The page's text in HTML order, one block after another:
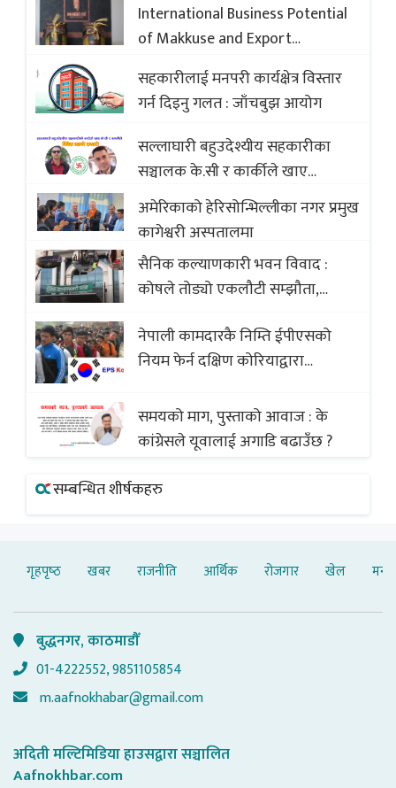
International Business Potential
of Makkuse and Export
Opportunities of Nepali Sweets
with Global Comparison to
Baklava
सहकारीलाई मनपरी कार्यक्षेत्र विस्तार
गर्न दिइनु गलत : जाँचबुझ आयोग
सल्लाघारी बहुउदेश्यीय सहकारीका
सञ्चालक के.सी र कार्कीले खाए
सदस्यको करोडौं बचत
अमेरिकाको हेरिसोन्भिल्लीका नगर प्रमुख
कागेश्वरी अस्पतालमा
सैनिक कल्याणकारी भवन विवाद :
कोषले तोड्यो एकलौटी सम्झौता,
(भिडियो)
नेपाली कामदारकै निम्ति ईपीएसको
नियम फेर्न दक्षिण कोरियाद्वारा
समयको माग, पुस्ताको आवाज : के
कांग्रेसले यूवालाई अगाडि बढाउँछ ?
सम्बन्धित शीर्षकहरु
गृहपृष्‍ठ खबर राजनीति आर्थिक रोजगार खेल
बुद्धनगर, काठमाडौँ
01-4222552, 9851105854
m.aafnokhabar@gmail.com
अदिती मल्टिमिडिया हाउसद्वारा सञ्चालित
Aafnokhbar.com